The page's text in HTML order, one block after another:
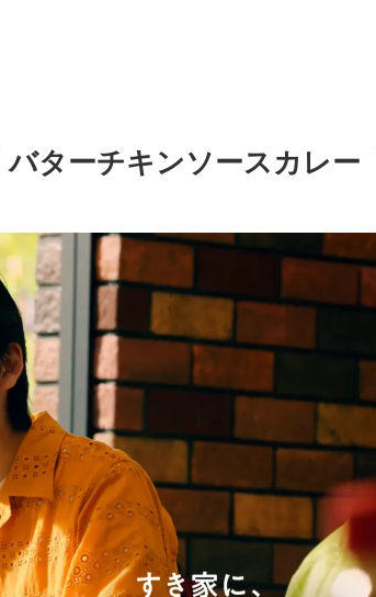
ターチキンソースカレー